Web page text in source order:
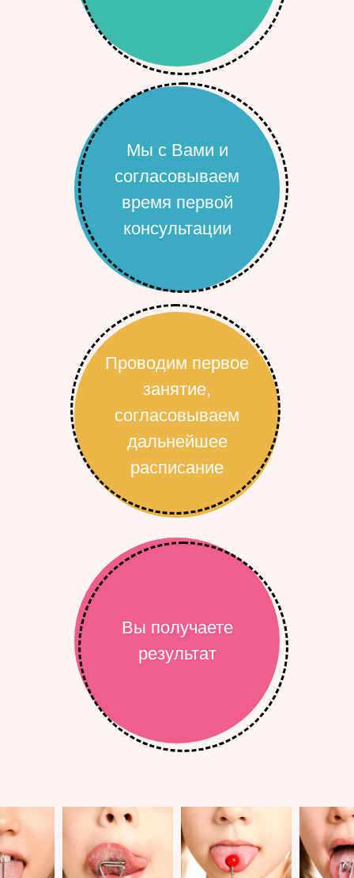
Мы с Вами и
согласовываем
время первой
консультации
Проводим первое
занятие,
согласовываем
дальнейшее
расписание
Вы получаете
результат